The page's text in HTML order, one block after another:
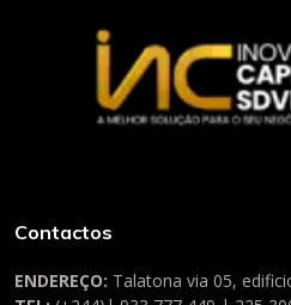
Contactos
ENDEREÇO: Talatona via 05,